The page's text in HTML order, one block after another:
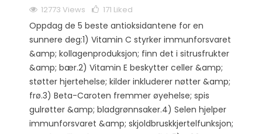
12773 Views 171 Liked
Oppdag de 5 beste antioksidantene for en
sunnere deg:1) Vitamin C styrker immunforsvaret
&amp; kollagenproduksjon; finn det i sitrusfrukter
&amp; bær.2) Vitamin E beskytter celler &amp;
støtter hjertehelse; kilder inkluderer nøtter &amp;
frø.3) Beta-Caroten fremmer øyehelse; spis
gulrøtter &amp; bladgrønnsaker.4) Selen hjelper
immunforsvaret &amp; skjoldbruskkjertelfunksjon;